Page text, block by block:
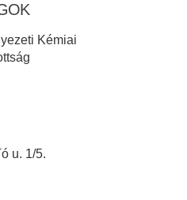
Kémiai
u. 1/5.